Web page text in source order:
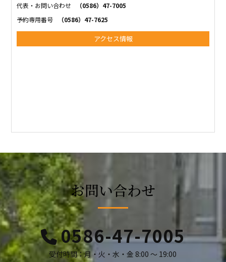
代表・お問い合わせ
（0586）47-7005
予約専用番号
（0586）47-7625
アクセス情報
お問い合わせ
0586-47-7005
受付時間：月・火・水・金 8:00 ～ 19:00